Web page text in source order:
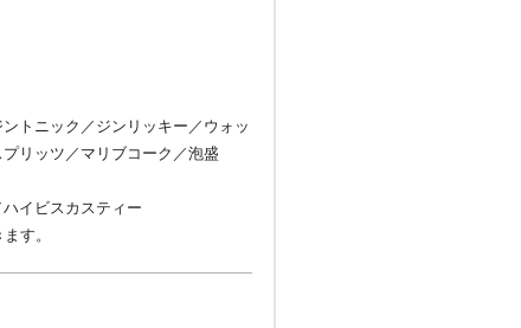
おります。
に変更がある場合がございます。
トニック／ジンリッキー／ウォッ
リッツ／マリブコーク／泡盛
イビスカスティー
す。